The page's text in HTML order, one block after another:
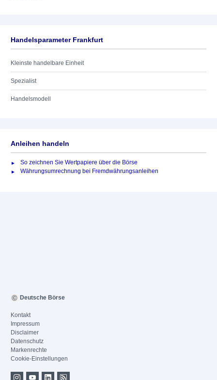
Handelsparameter Frankfurt
Kleinste handelbare Einheit
Spezialist
Handelsmodell
Anleihen handeln
So zeichnen Sie Wertpapiere über die Börse
Währungsumrechnung bei Fremdwährungsanleihen
Deutsche Börse
Kontakt
Impressum
Disclaimer
Datenschutz
Markenrechte
Cookie-Einstellungen